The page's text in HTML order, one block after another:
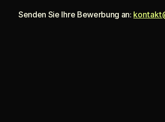
Senden Sie Ihre Bewerbung an: